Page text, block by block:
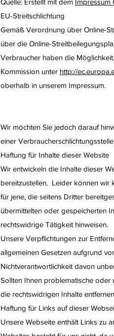
Quelle: Erstellt mit dem Impressum
EU-Streitschlichtung
Gemäß Verordnung über Online-
über die Online-
Verbraucher haben die
Kommission unter http://
oberhalb in unserem Impressum.
Wir möchten Sie jedoch darauf
einer
Haftung für Inhalte dieser Website
Wir entwickeln die Inhalte dieser
bereitzustellen. Leider können wir
für jene, die seitens Dritter
übermittelten oder gespeicherten
rechtswidrige Tätigkeit hinweisen.
Unsere Verpflichtungen zur
allgemeinen Gesetzen aufgrund
Nichtverantwortlichkeit davon
Sollten Ihnen problematische oder
die rechtswidrigen Inhalte
Haftung für Links auf dieser
Unsere Webseite enthält Links zu